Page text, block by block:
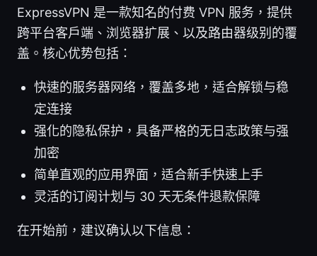
ExpressVPN 是一款知名的付费 VPN 服务，提供
跨平台客户端、浏览器扩展、以及路由器级别的覆
盖。核心优势包括：
快速的服务器网络，覆盖多地，适合解锁与稳
定连接
强化的隐私保护，具备严格的无日志政策与强
加密
简单直观的应用界面，适合新手快速上手
灵活的订阅计划与 30 天无条件退款保障
在开始前，建议确认以下信息：